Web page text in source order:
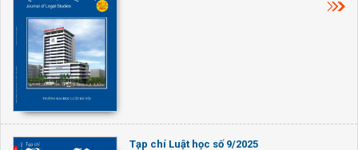
Tạp chí Luật học số 9/2025